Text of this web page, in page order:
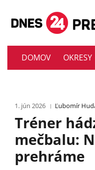
DOMOV OKRESY
1. jún 2026 Ľubomír
Tréner
mečbalu:
prehráme